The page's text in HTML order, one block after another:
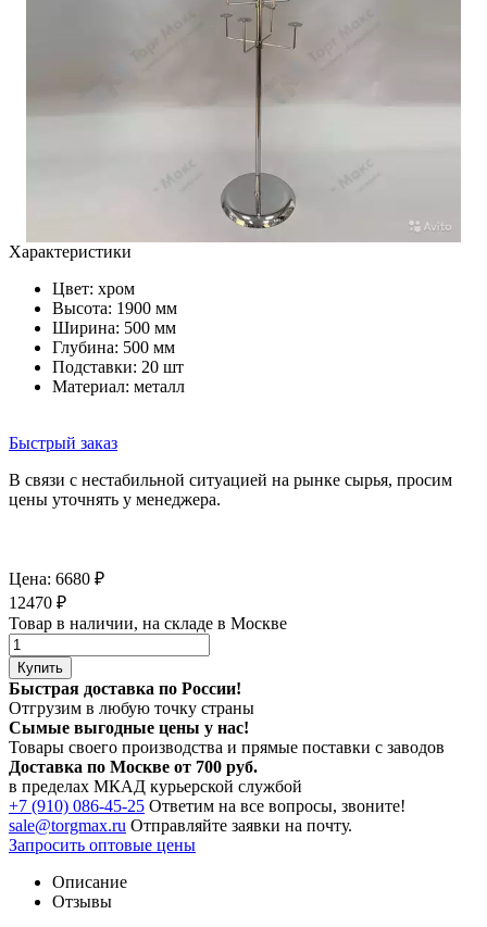
Характеристики
Цвет: хром
Высота: 1900 мм
Ширина: 500 мм
Глубина: 500 мм
Подставки: 20 шт
Материал: металл
Быстрый заказ
В связи с нестабильной ситуацией на рынке сырья, просим
цены уточнять у менеджера.
Цена: 6680 ₽
12470 ₽
Товар в наличии, на складе в Москве
Купить
Быстрая доставка по России!
Отгрузим в любую точку страны
Сымые выгодные цены у нас!
Товары своего производства и прямые поставки с заводов
Доставка по Москве от 700 руб.
в пределах МКАД курьерской службой
+7 (910) 086-45-25 Ответим на все вопросы, звоните!
sale@torgmax.ru Отправляйте заявки на почту.
Запросить оптовые цены
Описание
Отзывы